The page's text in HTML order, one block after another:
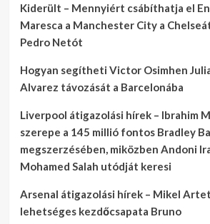
Kiderült – Mennyiért csábíthatja el
Maresca a Manchester City a
Pedro Netót
Hogyan segítheti Victor Osimhen
Alvarez távozását a Barcelonába
Liverpool átigazolási hírek – Ibrahim
szerepe a 145 millió fontos Bradley
megszerzésében, miközben Andoni
Mohamed Salah utódját keresi
Arsenal átigazolási hírek – Mikel
lehetséges kezdőcsapata Bruno